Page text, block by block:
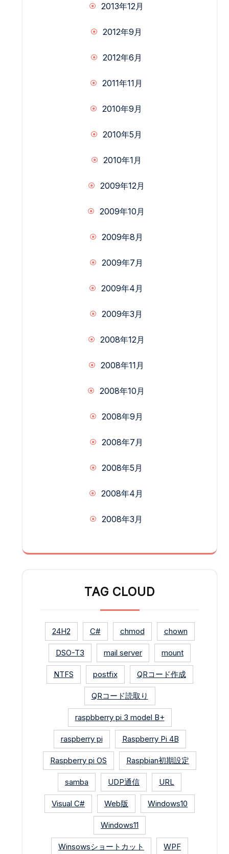
2013年12月
2012年9月
2012年6月
2011年11月
2010年9月
2010年5月
2010年1月
2009年12月
2009年10月
2009年8月
2009年7月
2009年4月
2009年3月
2008年12月
2008年11月
2008年10月
2008年9月
2008年7月
2008年5月
2008年4月
2008年3月
TAG CLOUD
24H2 C# chmod chown
DSO-T3 mail server mount
NTFS postfix QRコード作成
QRコード読取り
raspbberry pi 3 model B+
raspberry pi Raspberry Pi 4B
Raspberry pi OS Raspbian初期設定
samba UDP通信 URL
Visual C# Web版 Windows10
Windows11
Winsowsショートカット WPF